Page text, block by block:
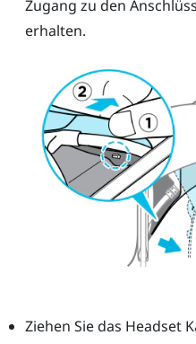
Zugang zu den
erhalten.
Ziehen Sie das Headset